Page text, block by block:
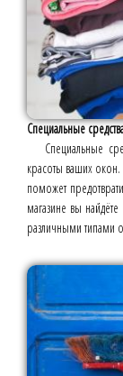
Специальные
Специальные
красоты ваших окон.
поможет
магазине вы
различными типами